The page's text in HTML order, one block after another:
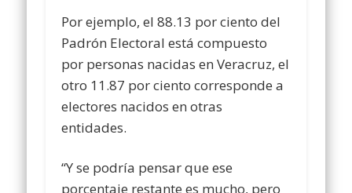
Por ejemplo, el 88.13 por ciento del
Padrón Electoral está compuesto
por personas nacidas en Veracruz, el
otro 11.87 por ciento corresponde a
electores nacidos en otras
entidades.
“Y se podría pensar que ese
porcentaje restante es mucho, pero